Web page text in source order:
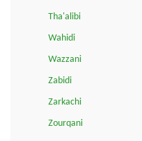
Tha'alibi
Wahidi
Wazzani
Zabidi
Zarkachi
Zourqani